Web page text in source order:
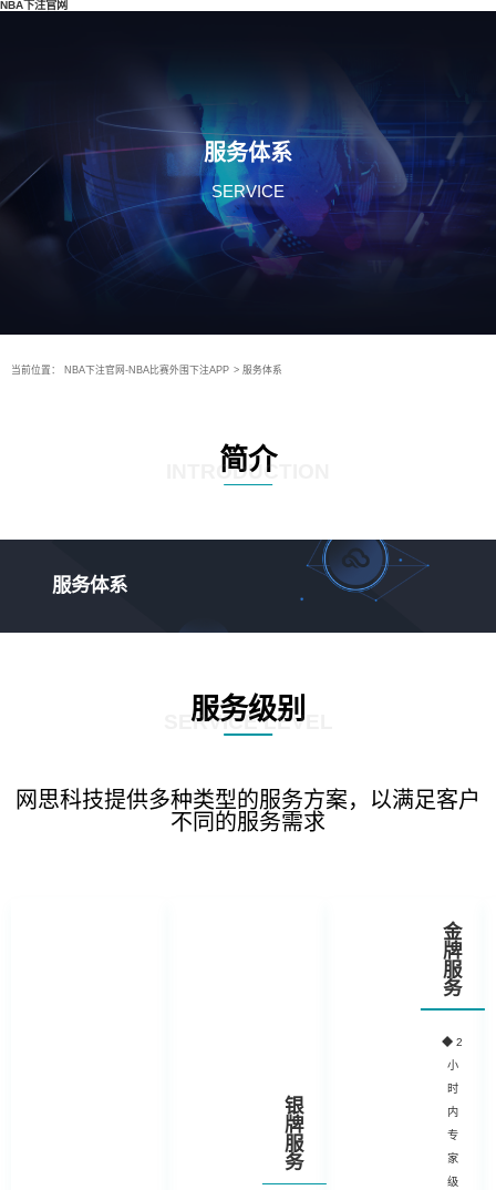
NBA下注官网
服务体系
SERVICE
当前位置： NBA下注官网-NBA比赛外围下注APP > 服务体系
简介
INTRODUCTION
服务体系
服务级别
SERVICE LEVEL
网思科技提供多种类型的服务方案，以满足客户
不同的服务需求
银
牌
服
务
金
牌
服
务
◆2
小
时
内
专
家
级